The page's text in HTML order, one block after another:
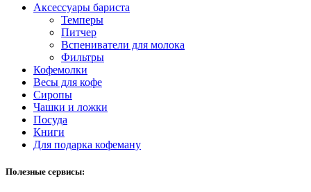
Аксессуары бариста
Темперы
Питчер
Вспениватели для молока
Фильтры
Кофемолки
Весы для кофе
Сиропы
Чашки и ложки
Посуда
Книги
Для подарка кофеману
Полезные сервисы: